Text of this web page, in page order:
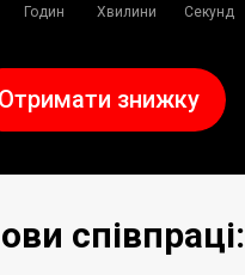
Годин Хвилини Секунд
Отримати знижку
співпраці: